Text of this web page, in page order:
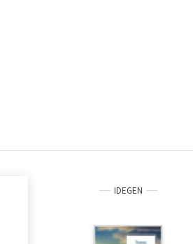
IDEGEN